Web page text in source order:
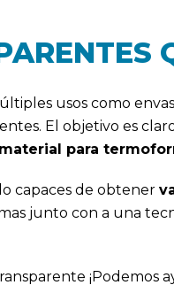
usos como
El objetivo es
para
capaces de obtener
junto con a una
¡Podemos